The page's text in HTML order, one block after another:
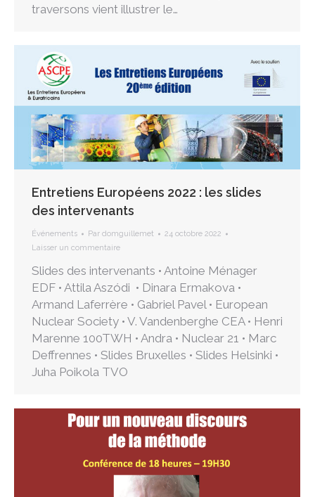
traversons vient illustrer le…
Entretiens Européens 2022 : les slides
des intervenants
Événements Par domguillemet
24 octobre 2022
Laisser un commentaire
Slides des intervenants • Antoine Ménager
EDF • Attila Aszódi • Dinara Ermakova •
Armand Laferrère • Gabriel Pavel • European
Nuclear Society • V. Vandenberghe CEA • Henri
Marenne 100TWH • Andra • Nuclear 21 • Marc
Deffrennes • Slides Bruxelles • Slides Helsinki •
Juha Poikola TVO